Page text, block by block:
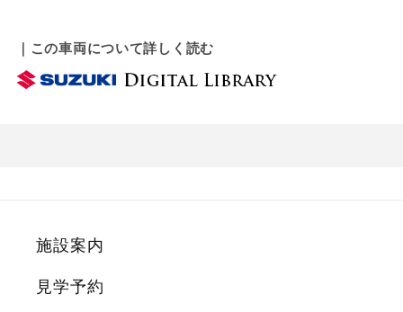
｜この車両について詳しく読む
施設案内
見学予約